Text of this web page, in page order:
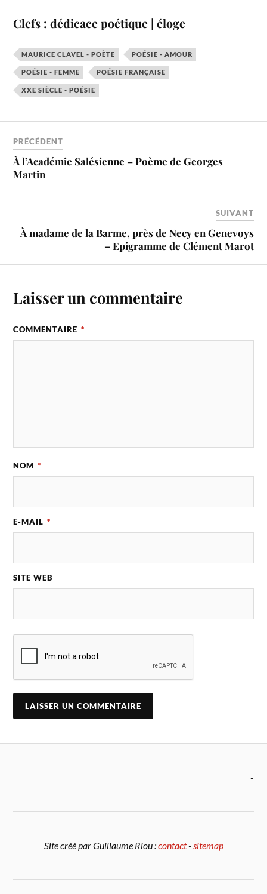
Clefs : dédicace poétique | éloge
MAURICE CLAVEL - POÈTE POÉSIE - AMOUR
POÉSIE - FEMME POÉSIE FRANÇAISE
XXE SIÈCLE - POÉSIE
PRÉCÉDENT
À l’Académie Salésienne – Poème de Georges
Martin
SUIVANT
À madame de la Barme, près de Necy en Genevoys
– Epigramme de Clément Marot
Laisser un commentaire
COMMENTAIRE *
NOM *
E-MAIL *
SITE WEB
-
Site créé par Guillaume Riou :contact- sitemap